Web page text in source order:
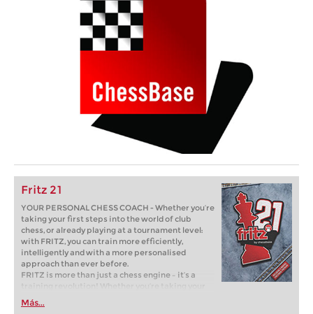
Fritz 21
YOUR PERSONAL CHESS COACH - Whether you’re
taking your first steps into the world of club
chess, or already playing at a tournament level:
with FRITZ, you can train more efficiently,
intelligently and with a more personalised
approach than ever before.
FRITZ is more than just a chess engine – it’s a
training revolution! Whether you’re taking your
first steps into the world of club chess, or already
playing at a tournament level: with FRITZ, you can
Más...